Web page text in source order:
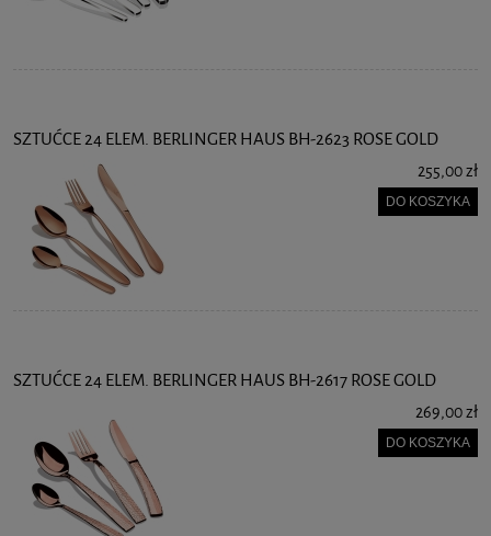
SZTUĆCE 24 ELEM. BERLINGER HAUS BH-2623 ROSE GOLD
255,00 zł
DO KOSZYKA
SZTUĆCE 24 ELEM. BERLINGER HAUS BH-2617 ROSE GOLD
269,00 zł
DO KOSZYKA